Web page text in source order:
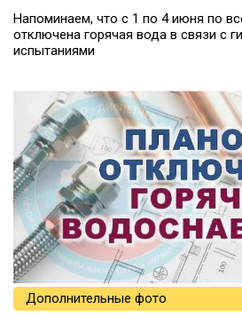
Напоминаем, что с 1 по 4 июня по
отключена горячая вода в связи с
испытаниями
Дополнительные фото